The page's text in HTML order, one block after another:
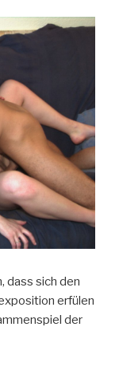
dass sich den
erfülen
der